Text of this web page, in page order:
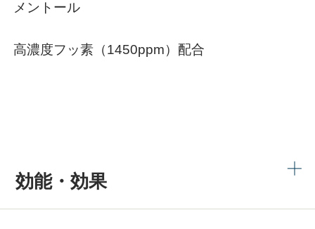
メントール
高濃度フッ素（1450ppm）配合
効能・効果